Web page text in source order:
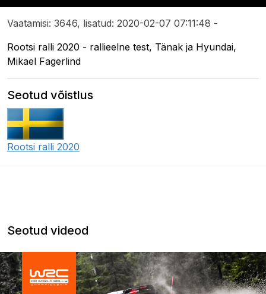
Vaatamisi: 3646, lisatud: 2020-02-07 07:11:48 -
Rootsi ralli 2020 - rallieelne test, Tänak ja Hyundai,
Mikael Fagerlind
Seotud võistlus
Rootsi ralli 2020
Seotud videod